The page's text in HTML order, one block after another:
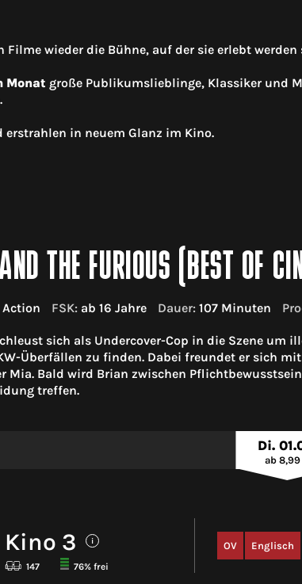
Filme wieder die Bühne, auf der sie erlebt
Monat große Publikumslieblinge, Klassiker und
in neuem Glanz im Kino.
THE FURIOUS (BEST OF
Action FSK: ab 16 Jahre Dauer: 107 Minuten
sich als Undercover-Cop in die Szene um
Überfällen zu finden. Dabei freundet er sich
Mia. Bald wird Brian zwischen
treffen.
Di.
ab
Kino 3 i
147 76% frei
OV Englisch